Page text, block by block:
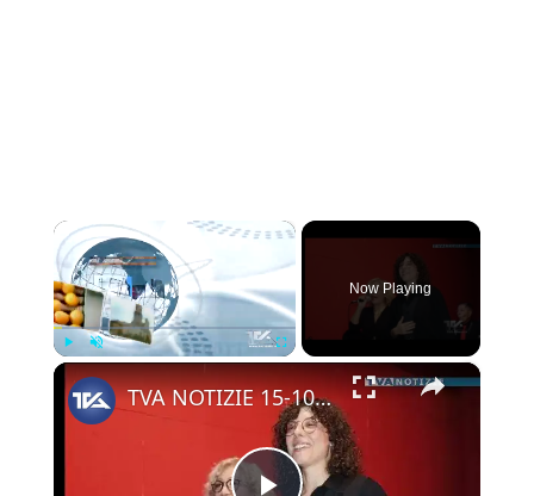
×
Play Unmute
Now Playing
×
TVA NOTIZIE 15-10-25